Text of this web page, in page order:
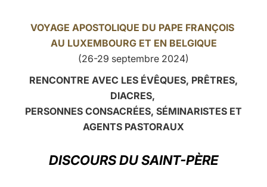
POLSKI
العربيّة
VOYAGE APOSTOLIQUE DU PAPE FRANÇOIS
AU LUXEMBOURG ET EN BELGIQUE
(26-29 septembre 2024)
RENCONTRE AVEC LES ÉVÊQUES, PRÊTRES,
DIACRES,
PERSONNES CONSACRÉES, SÉMINARISTES ET
AGENTS PASTORAUX
DISCOURS DU SAINT-PÈRE